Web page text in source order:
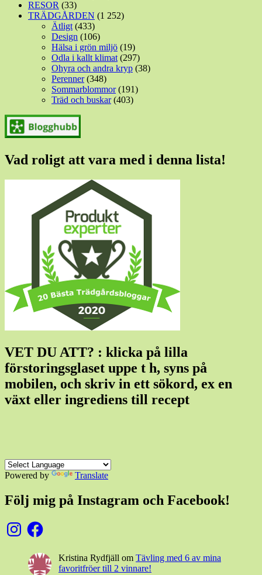
RESOR (33)
TRÄDGÅRDEN (1 252)
Ätligt(433)
Design (106)
Hälsa i grön miljö (19)
Odla i kallt klimat(297)
Ohyra och andra kryp (38)
Perenner(348)
Sommarblommor(191)
Träd och buskar(403)
Vad roligt att vara med i denna lista!
VET DU ATT? : klicka på lilla
förstoringsglaset uppe t h, syns på
mobilen, och skriv in ett sökord, ex en
växt eller ingrediens till recept
Powered by Translate
Följ mig på Instagram och Facebook!
InstagramFacebook
Kristina Rydfjäll om Tävling med 6 av mina
favoritfröer till 2 vinnare!